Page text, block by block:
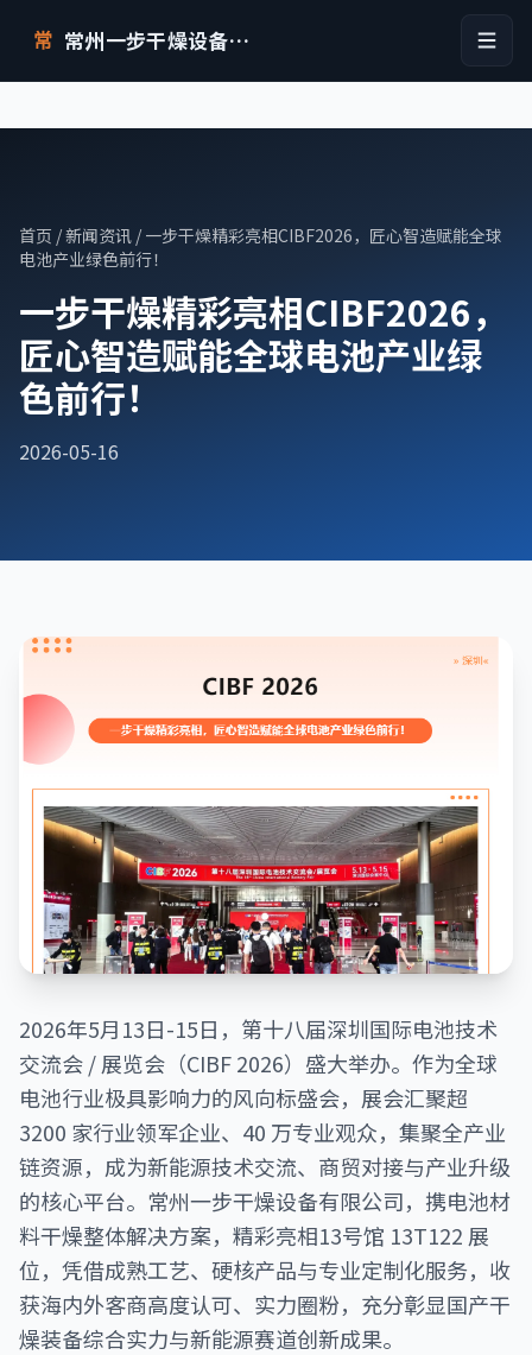
常 常州一步干燥设备有限公司
首页 /新闻资讯 / 一步干燥精彩亮相CIBF2026，匠心智造赋能全球
电池产业绿色前行！
一步干燥精彩亮相CIBF2026，
匠心智造赋能全球电池产业绿
色前行！
2026-05-16
2026年5月13日-15日，第十八届深圳国际电池技术
交流会 / 展览会（CIBF 2026）盛大举办。作为全球
电池行业极具影响力的风向标盛会，展会汇聚超
3200 家行业领军企业、40 万专业观众，集聚全产业
链资源，成为新能源技术交流、商贸对接与产业升级
的核心平台。常州一步干燥设备有限公司，携电池材
料干燥整体解决方案，精彩亮相13号馆 13T122 展
位，凭借成熟工艺、硬核产品与专业定制化服务，收
获海内外客商高度认可、实力圈粉，充分彰显国产干
燥装备综合实力与新能源赛道创新成果。